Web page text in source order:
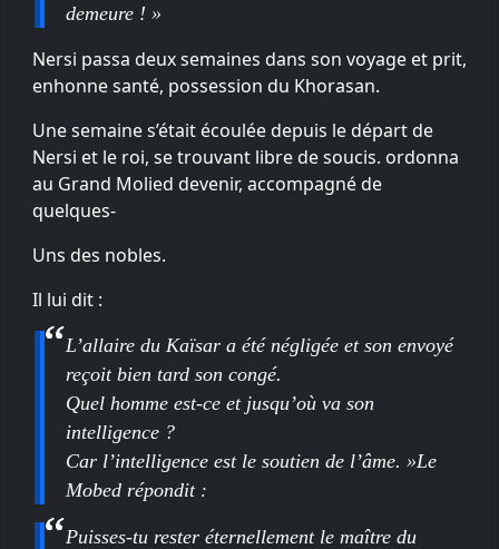
demeure ! »
Nersi passa deux semaines dans son voyage et prit,
enhonne santé, possession du Khorasan.
Une semaine s’était écoulée depuis le départ de
Nersi et le roi, se trouvant libre de soucis. ordonna
au Grand Molied devenir, accompagné de
quelques-
Uns des nobles.
Il lui dit :
L’allaire du Kaïsar a été négligée et son envoyé
reçoit bien tard son congé.
Quel homme est-ce et jusqu’où va son
intelligence ?
Car l’intelligence est le soutien de l’âme. »Le
Mobed répondit :
Puisses-tu rester éternellement le maître du